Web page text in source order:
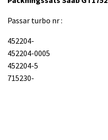
Passar turbo nr :
452204-
452204-0005
452204-5
715230-